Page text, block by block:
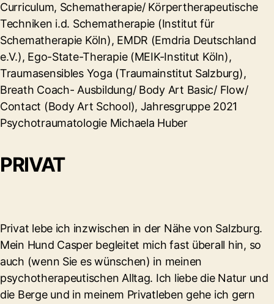
Curriculum, Schematherapie/ Körpertherapeutische
Techniken i.d. Schematherapie (Institut für
Schematherapie Köln), EMDR (Emdria Deutschland
e.V.), Ego-State-Therapie (MEIK-Institut Köln),
Traumasensibles Yoga (Traumainstitut Salzburg),
Breath Coach- Ausbildung/ Body Art Basic/ Flow/
Contact (Body Art School), Jahresgruppe 2021
Psychotraumatologie Michaela Huber
PRIVAT
Privat lebe ich inzwischen in der Nähe von Salzburg.
Mein Hund Casper begleitet mich fast überall hin, so
auch (wenn Sie es wünschen) in meinen
psychotherapeutischen Alltag. Ich liebe die Natur und
die Berge und in meinem Privatleben gehe ich gern